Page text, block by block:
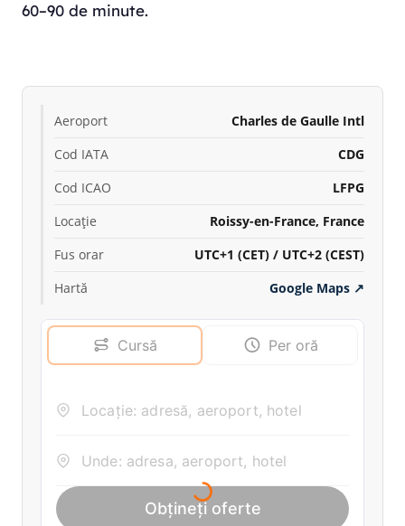
60–90 de minute.
Aeroport
Charles de Gaulle Intl
Cod IATA
CDG
Cod ICAO
LFPG
Locație
Roissy-en-France, France
Fus orar
UTC+1 (CET) / UTC+2 (CEST)
Hartă
Google Maps ↗